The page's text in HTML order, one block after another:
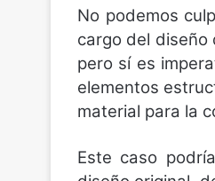
No podemos
cargo del diseño
pero sí es
elementos
material para la
Este caso